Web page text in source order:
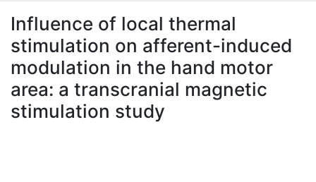
À propos
Influence of local thermal
stimulation on afferent-induced
modulation in the hand motor
area: a transcranial magnetic
stimulation study